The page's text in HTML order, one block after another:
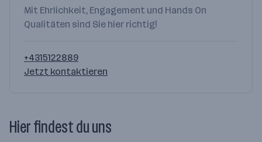
Mit Ehrlichkeit, Engagement und Hands On
Qualitäten sind Sie hier richtig!
+4315122889
Jetzt kontaktieren
Hier findest du uns